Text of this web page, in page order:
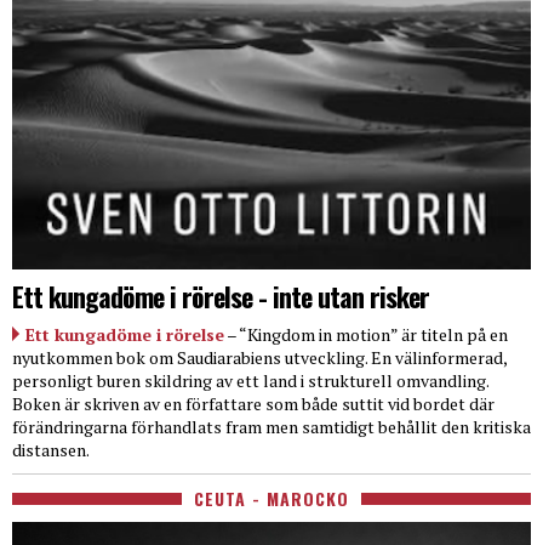
Ett kungadöme i rörelse - inte utan risker
Ett kungadöme i rörelse– “Kingdom in motion” är titeln på en
nyutkommen bok om Saudiarabiens utveckling. En välinformerad,
personligt buren skildring av ett land i strukturell omvandling.
Boken är skriven av en författare som både suttit vid bordet där
förändringarna förhandlats fram men samtidigt behållit den kritiska
distansen.
CEUTA - MAROCKO